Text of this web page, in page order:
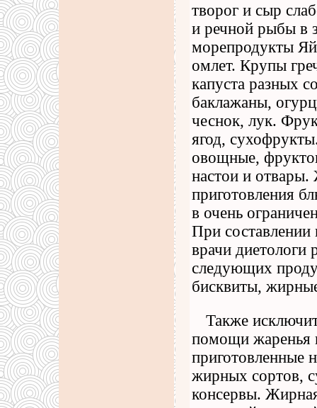
творог и сыр
и речной рыбы в
морепродукты
омлет. Крупы
капуста разных
баклажаны,
чеснок, лук.
ягод,
овощные,
настои и отвары.
приготовления
в очень
При составлении
врачи диетологи
следующих
бисквиты,
Также
помощи жаренья
приготовленные
жирных сортов,
консервы.